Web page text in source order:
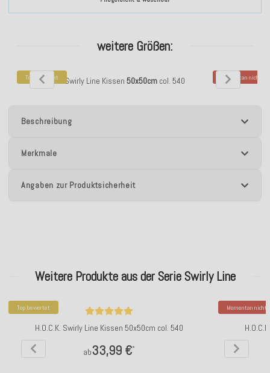
weitere Größen:
Top bewertet
H.O.C.K. Swirly Line Kissen 50x50cmcol. 540 Momentan nicht
H.O.C.K.
Beschreibung
Merkmale
Angaben zur Produktsicherheit
Weitere Produkte aus der Serie Swirly Line
Top bewertet
H.O.C.K. Swirly Line Kissen 50x50cm col. 540
ab33,99 €*
Momentan nicht